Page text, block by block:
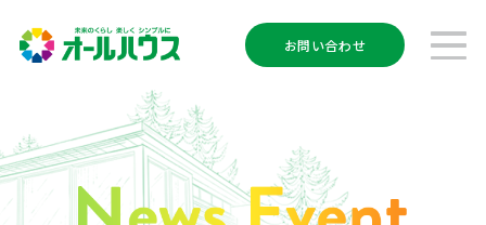
お問い合わせ